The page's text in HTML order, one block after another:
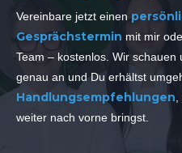
Vereinbare jetzt einen
Gesprächstermin mit mir
Team – kostenlos. Wir schauen
genau an und Du erhältst
Handlungsempfehlungen
weiter nach vorne bringst.